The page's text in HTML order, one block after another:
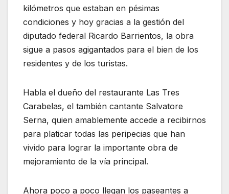
kilómetros que estaban en pésimas
condiciones y hoy gracias a la gestión del
diputado federal Ricardo Barrientos, la obra
sigue a pasos agigantados para el bien de los
residentes y de los turistas.
Habla el dueño del restaurante Las Tres
Carabelas, el también cantante Salvatore
Serna, quien amablemente accede a recibirnos
para platicar todas las peripecias que han
vivido para lograr la importante obra de
mejoramiento de la vía principal.
Ahora poco a poco llegan los paseantes a